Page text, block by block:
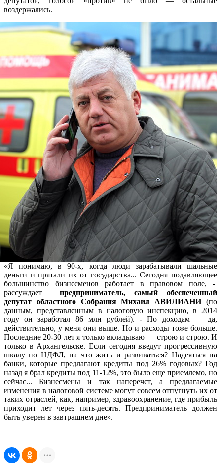
воздержались.
«Я понимаю, в 90-х, когда люди зарабатывали шальные
деньги и прятали их от государства... Сегодня подавляющее
большинство бизнесменов работает в правовом поле, -
рассуждает предприниматель, самый обеспеченный
депутат областного Собрания Михаил АВИЛИАНИ(по
данным, представленным в налоговую инспекцию, в 2014
году он заработал 86 млн рублей). - По доходам — да,
действительно, у меня они выше. Но и расходы тоже больше.
Последние 20-30 лет я только вкладываю — строю и строю. И
только в Архангельске. Если сегодня введут прогрессивную
шкалу по НДФЛ, на что жить и развиваться? Надеяться на
банки, которые предлагают кредиты под 26% годовых? Год
назад я брал кредиты под 11-12%, это было еще приемлемо, но
сейчас... Бизнесмены и так наперечет, а предлагаемые
изменения в налоговой системе могут совсем отпугнуть их от
таких отраслей, как, например, здравоохранение, где прибыль
приходит лет через пять-десять. Предприниматель должен
быть уверен в завтрашнем дне».